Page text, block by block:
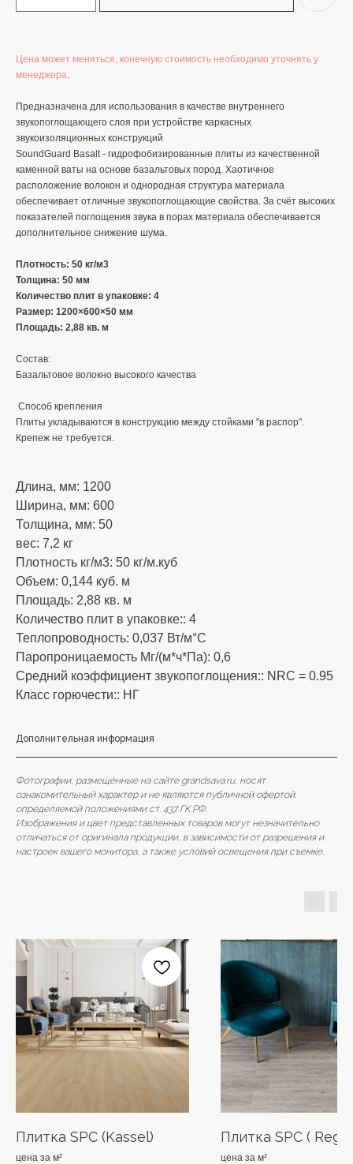
Цена может меняться, конечную стоимость необходимо уточнять у
менеджера.
Предназначена для использования в качестве внутреннего
звукопоглощающего слоя при устройстве каркасных
звукоизоляционных конструкций
SoundGuard Basalt - гидрофобизированные плиты из качественной
каменной ваты на основе базальтовых пород. Хаотичное
расположение волокон и однородная структура материала
обеспечивает отличные звукопоглощающие свойства. За счёт высоких
показателей поглощения звука в порах материала обеспечивается
дополнительное снижение шума.
Плотность: 50 кг/м3
Толщина: 50 мм
Количество плит в упаковке: 4
Размер: 1200×600×50 мм
Площадь: 2,88 кв. м
Состав:
Базальтовое волокно высокого качества
Способ крепления
Плиты укладываются в конструкцию между стойками "в распор".
Крепеж не требуется.
Длина, мм: 1200
Ширина, мм: 600
Толщина, мм: 50
вес: 7,2 кг
Плотность кг/м3: 50 кг/м.куб
Объем: 0,144 куб. м
Площадь: 2,88 кв. м
Количество плит в упаковке:: 4
Теплопроводность: 0,037 Вт/м°С
Паропроницаемость Мг/(м*ч*Па): 0,6
Средний коэффициент звукопоглощения:: NRC = 0.95
Класс горючести:: НГ
Дополнительная информация
Фотографии, размещённые на сайте grandsava.ru, носят
ознакомительный характер и не являются публичной офертой,
определяемой положениями ст. 437 ГК РФ.
Изображения и цвет представленных товаров могут незначительно
отличаться от оригинала продукции, в зависимости от разрешения и
настроек вашего монитора, а также условий освещения при съемке.
Плитка SPC (Kassel)
цена за м²
Плитка SPC (
цена за м²